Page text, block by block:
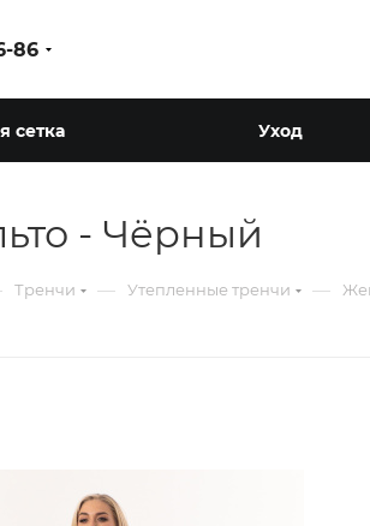
86
сетка Уход
- Чёрный
Тренчи — Утепленные тренчи —